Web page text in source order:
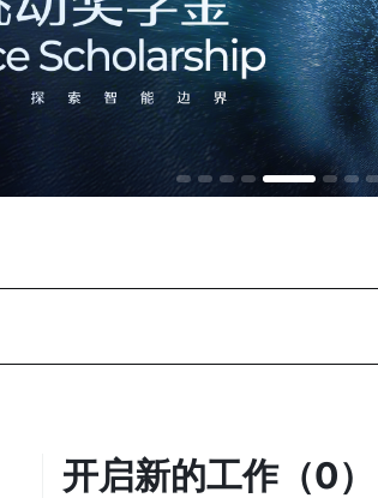
开启新的工作（0）